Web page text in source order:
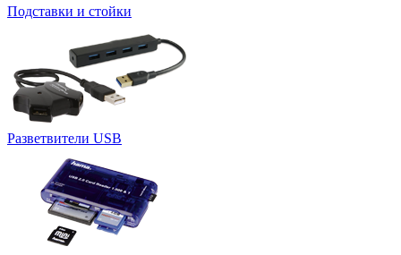
Подставки и стойки
Разветвители USB